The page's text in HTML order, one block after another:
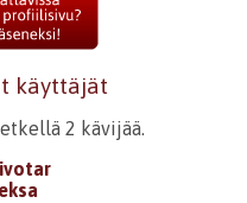
käyttäjät
2 kävijää.